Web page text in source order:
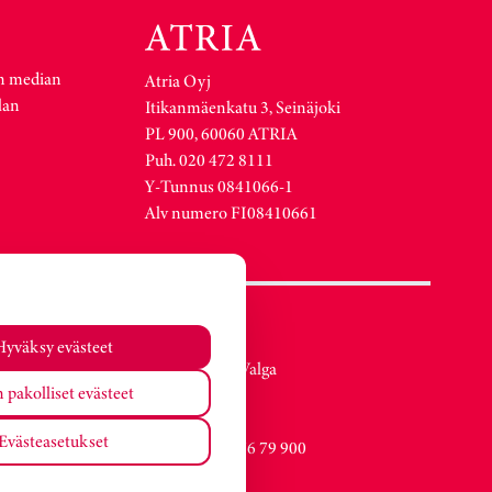
evästeet
pakolliset evästeet
median
Atria Oyj
Itikanmäenkatu 3, Seinäjoki
PL 900, 60060 ATRIA
Puh. 020 472 8111
Y-Tunnus 0841066-1
Alv numero FI08410661
Atria Viro
Metsa str. 19, Valga
Estonia
Vaihde +372 76 79 900